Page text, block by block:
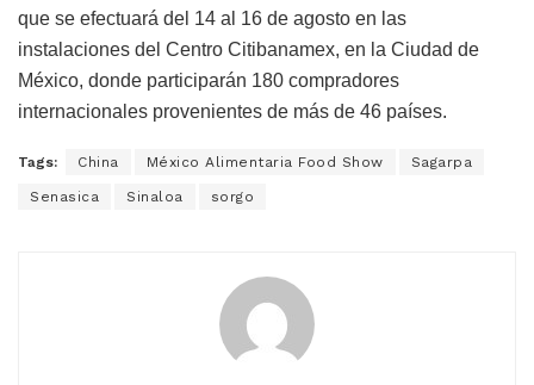
que se efectuará del 14 al 16 de agosto en las
instalaciones del Centro Citibanamex, en la Ciudad de
México, donde participarán 180 compradores
internacionales provenientes de más de 46 países.
Tags: China México Alimentaria Food Show Sagarpa
Senasica Sinaloa sorgo